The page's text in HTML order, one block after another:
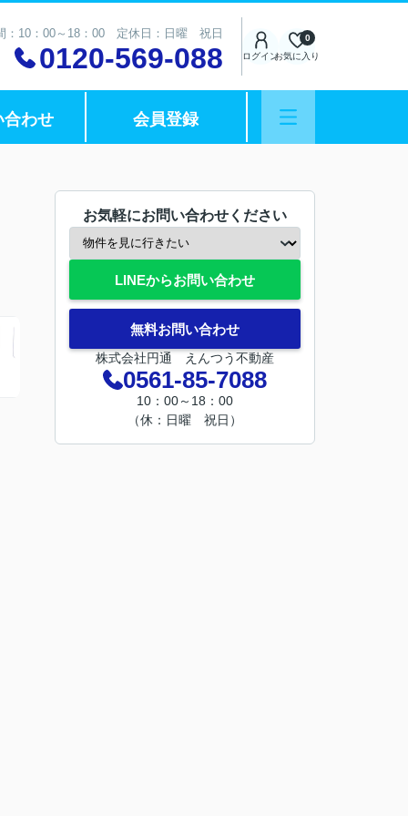
：10：00～18：00 定休日：日曜 祝日
0120-569-088 ログインお気に入り
0
合わせ 会員登録
お気軽にお問い合わせください
LINEからお問い合わせ
無料お問い合わせ
株式会社円通 えんつう不動産
0561-85-7088
10：00～18：00
（休：日曜 祝日）